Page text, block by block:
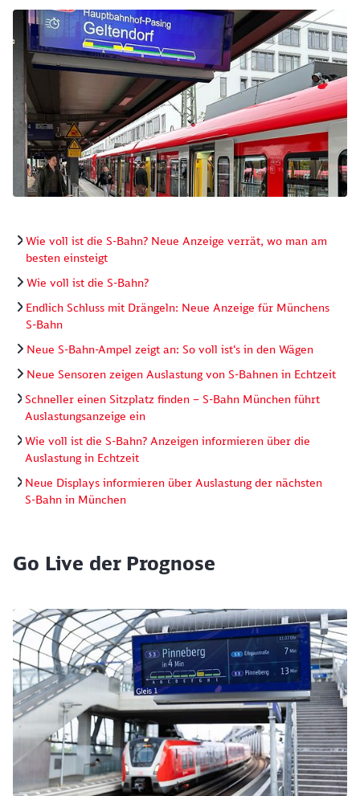
Wie voll ist die S-Bahn? Neue Anzeige verrät, wo man am
besten einsteigt
Wie voll ist die S-Bahn?
Endlich Schluss mit Drängeln: Neue Anzeige für Münchens
S-Bahn
Neue S-Bahn-Ampel zeigt an: So voll ist‘s in den Wägen
Neue Sensoren zeigen Auslastung von S-Bahnen in Echtzeit
Schneller einen Sitzplatz finden – S-Bahn München führt
Auslastungsanzeige ein
Wie voll ist die S-Bahn? Anzeigen informieren über die
Auslastung in Echtzeit
Neue Displays informieren über Auslastung der nächsten
S-Bahn in München
Go Live der Prognose
Möchten Sie zuweitergeleitet
werden?
Abbrechen Weiter